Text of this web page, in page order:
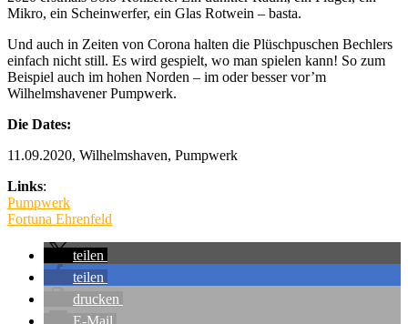
Mikro, ein Scheinwerfer, ein Glas Rotwein – basta.
Und auch in Zeiten von Corona halten die Plüschpuschen Bechlers
einfach nicht still. Es wird gespielt, wo man spielen kann! So zum
Beispiel auch im hohen Norden – im oder besser vor’m
Wilhelmshavener Pumpwerk.
Die Dates:
11.09.2020, Wilhelmshaven, Pumpwerk
Links:
Pumpwerk
Fortuna Ehrenfeld
teilen
teilen
drucken
E-Mail